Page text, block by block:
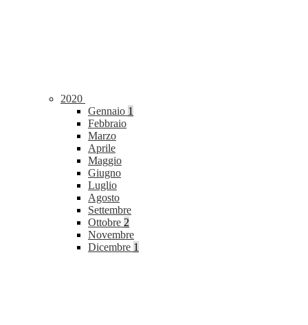
2020
Gennaio 1
Febbraio
Marzo
Aprile
Maggio
Giugno
Luglio
Agosto
Settembre
Ottobre 2
Novembre
Dicembre 1